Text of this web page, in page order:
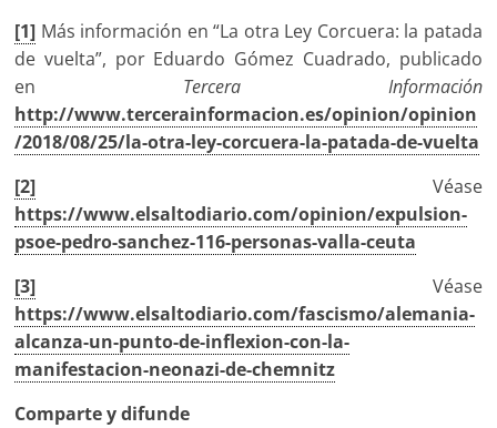
[1] Más información en “La otra Ley Corcuera: la patada
de vuelta”, por Eduardo Gómez Cuadrado, publicado
en Tercera Información
http://www.tercerainformacion.es/opinion/opinion
/2018/08/25/la-otra-ley-corcuera-la-patada-de-vuelta
[2] Véase
https://www.elsaltodiario.com/opinion/expulsion-
psoe-pedro-sanchez-116-personas-valla-ceuta
[3] Véase
https://www.elsaltodiario.com/fascismo/alemania-
alcanza-un-punto-de-inflexion-con-la-
manifestacion-neonazi-de-chemnitz
Comparte y difunde